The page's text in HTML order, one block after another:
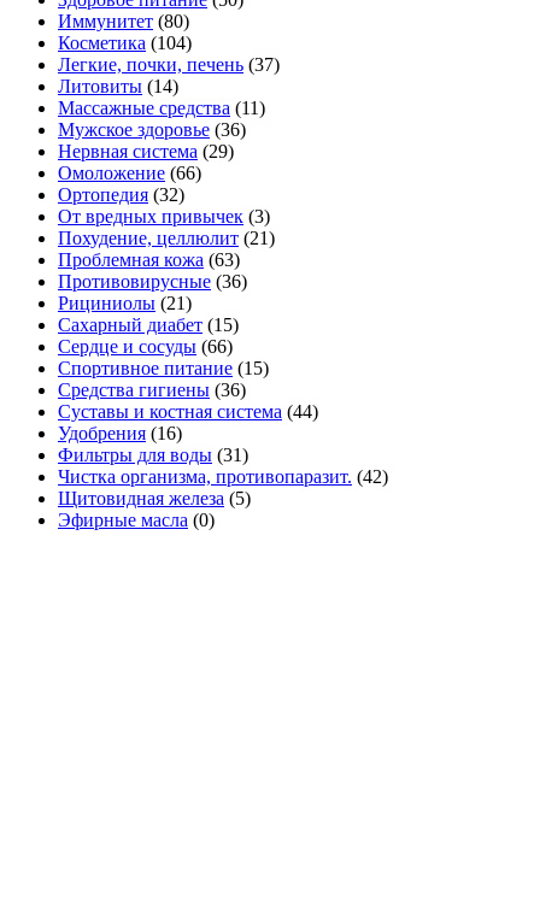
Иммунитет (80)
Косметика (104)
Легкие, почки, печень (37)
Литовиты (14)
Массажные средства (11)
Мужское здоровье (36)
Нервная система (29)
Омоложение (66)
Ортопедия (32)
От вредных привычек (3)
Похудение, целлюлит (21)
Проблемная кожа (63)
Противовирусные (36)
Рициниолы (21)
Сахарный диабет (15)
Сердце и сосуды (66)
Спортивное питание (15)
Средства гигиены (36)
Суставы и костная система (44)
Удобрения (16)
Фильтры для воды (31)
Чистка организма, противопаразит. (42)
Щитовидная железа (5)
Эфирные масла (0)